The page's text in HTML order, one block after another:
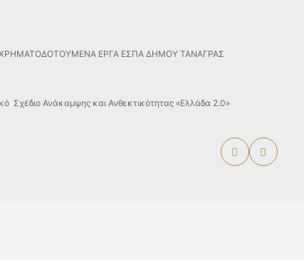
ΕΡΓΑ ΕΣΠΑ ΔΗΜΟΥ ΤΑΝΑΓΡΑΣ
Σχέδιο Ανάκαμψης και Ανθεκτικότητας «Ελλάδα 2.0»